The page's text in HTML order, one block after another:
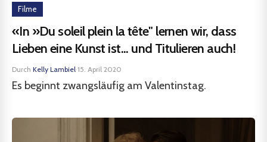
Filme
«In »Du soleil plein la tête" lernen wir, dass
Lieben eine Kunst ist... und Titulieren auch!
Durch Kelly Lambiel·15. April 2020
Es beginnt zwangsläufig am Valentinstag.